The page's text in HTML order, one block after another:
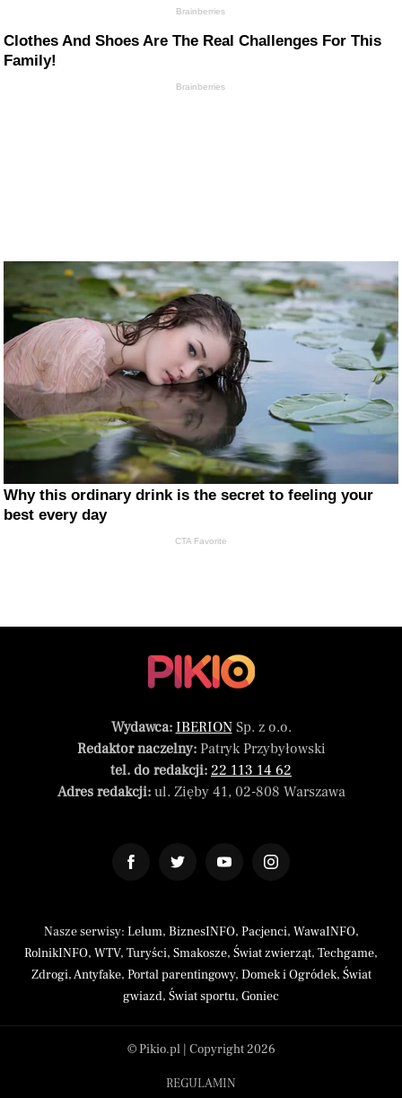
Brainberries
Clothes And Shoes Are The Real Challenges For This
Family!
Brainberries
Why this ordinary drink is the secret to feeling your
best every day
CTA Favorite
Wydawca: IBERIONSp. z o.o.
Redaktor naczelny:Patryk Przybyłowski
tel. do redakcji: 22 113 14 62
Adres redakcji:ul. Zięby 41, 02-808 Warszawa
Nasze serwisy: Lelum, BiznesINFO, Pacjenci, WawaINFO,
RolnikINFO, WTV, Turyści, Smakosze, Świat zwierząt, Techgame,
Zdrogi,Antyfake, Portal parentingowy, Domek i Ogródek, Świat
gwiazd, Świat sportu, Goniec
© Pikio.pl | Copyright 2026
REGULAMIN